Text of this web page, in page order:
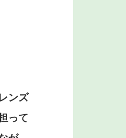
ンズ
って